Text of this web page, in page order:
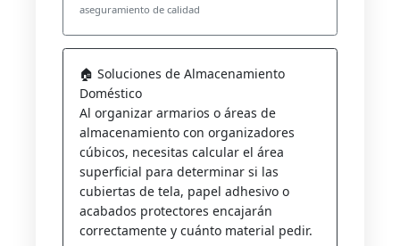
aseguramiento de calidad
🏠 Soluciones de Almacenamiento
Doméstico
Al organizar armarios o áreas de
almacenamiento con organizadores
cúbicos, necesitas calcular el área
superficial para determinar si las
cubiertas de tela, papel adhesivo o
acabados protectores encajarán
correctamente y cuánto material pedir.